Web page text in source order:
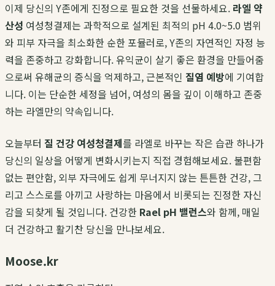
이제 당신의 Y존에게 진정으로 필요한 것을 선물하세요. 라엘 약
산성 여성청결제는 과학적으로 설계된 최적의 pH 4.0~5.0 범위
와 피부 자극을 최소화한 순한 포뮬러로, Y존의 자연적인 자정 능
력을 존중하고 강화합니다. 유익균이 살기 좋은 환경을 만들어줌
으로써 유해균의 증식을 억제하고, 근본적인 질염 예방에 기여합
니다. 이는 단순한 세정을 넘어, 여성의 몸을 깊이 이해하고 존중
하는 라엘만의 약속입니다.
오늘부터 질 건강 여성청결제를 라엘로 바꾸는 작은 습관 하나가
당신의 일상을 어떻게 변화시키는지 직접 경험해보세요. 불편함
없는 편안함, 외부 자극에도 쉽게 무너지지 않는 튼튼한 건강, 그
리고 스스로를 아끼고 사랑하는 마음에서 비롯되는 진정한 자신
감을 되찾게 될 것입니다. 건강한 Rael pH 밸런스와 함께, 매일
더 건강하고 활기찬 당신을 만나보세요.
Moose.kr